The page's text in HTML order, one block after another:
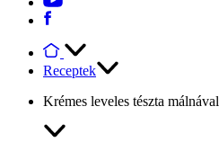
Receptek
Krémes leveles tészta málnával